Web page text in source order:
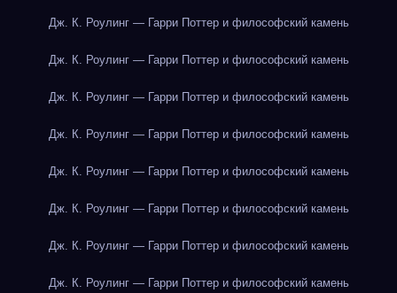
Дж. К. Роулинг — Гарри Поттер и философский камень
Дж. К. Роулинг — Гарри Поттер и философский камень
Дж. К. Роулинг — Гарри Поттер и философский камень
Дж. К. Роулинг — Гарри Поттер и философский камень
Дж. К. Роулинг — Гарри Поттер и философский камень
Дж. К. Роулинг — Гарри Поттер и философский камень
Дж. К. Роулинг — Гарри Поттер и философский камень
Дж. К. Роулинг — Гарри Поттер и философский камень